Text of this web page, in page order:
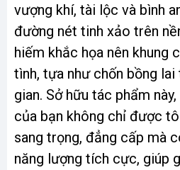
vượng khí, tài lộc và bình
đường nét tinh xảo trên
hiếm khắc họa nên khung
tình, tựa như chốn bồng
gian. Sở hữu tác phẩm
của bạn không chỉ được
sang trọng, đẳng cấp mà
năng lượng tích cực, giúp